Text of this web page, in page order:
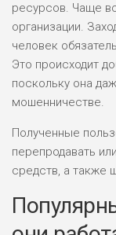
ресурсов. Чаще
организации.
человек
Это происходит
поскольку она
мошенничестве.
Полученные
перепродавать
средств, а также